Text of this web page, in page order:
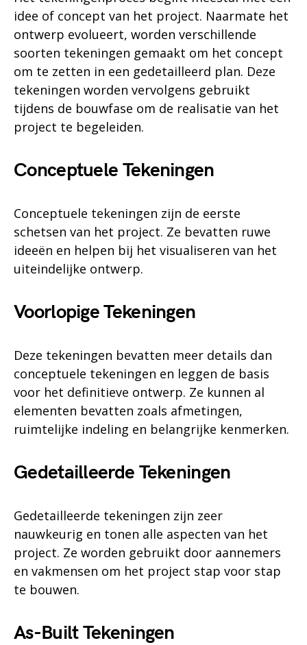
idee of concept van het project. Naarmate het
ontwerp evolueert, worden verschillende
soorten tekeningen gemaakt om het concept
om te zetten in een gedetailleerd plan. Deze
tekeningen worden vervolgens gebruikt
tijdens de bouwfase om de realisatie van het
project te begeleiden.
Conceptuele Tekeningen
Conceptuele tekeningen zijn de eerste
schetsen van het project. Ze bevatten ruwe
ideeën en helpen bij het visualiseren van het
uiteindelijke ontwerp.
Voorlopige Tekeningen
Deze tekeningen bevatten meer details dan
conceptuele tekeningen en leggen de basis
voor het definitieve ontwerp. Ze kunnen al
elementen bevatten zoals afmetingen,
ruimtelijke indeling en belangrijke kenmerken.
Gedetailleerde Tekeningen
Gedetailleerde tekeningen zijn zeer
nauwkeurig en tonen alle aspecten van het
project. Ze worden gebruikt door aannemers
en vakmensen om het project stap voor stap
te bouwen.
As-Built Tekeningen